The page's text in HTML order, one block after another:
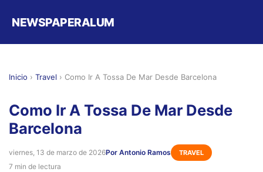
NEWSPAPERALUM
Inicio › Travel › Como Ir A Tossa De Mar Desde Barcelona
Como Ir A Tossa De Mar Desde
Barcelona
viernes, 13 de marzo de 2026Por Antonio Ramos TRAVEL
7 min de lectura